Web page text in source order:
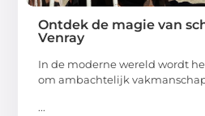
Ontdek de magie van
Venray
In de moderne wereld wordt
om ambachtelijk
...